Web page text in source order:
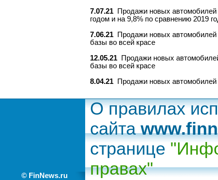
7.07.21
Продажи новых автомобилей
годом и на 9,8% по сравнению 2019
7.06.21
Продажи новых автомобилей
базы во всей красе
12.05.21
Продажи новых
базы во всей красе
8.04.21
Продажи новых автомобилей
© FinNews.ru
О правилах
сайта
странице
правах"